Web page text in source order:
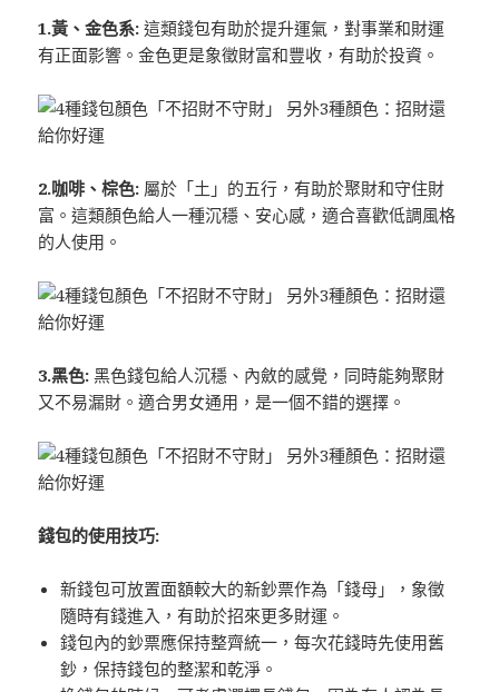
1.黃、金色系: 這類錢包有助於提升運氣，對事業和財運
有正面影響。金色更是象徵財富和豐收，有助於投資。
2.咖啡、棕色: 屬於「土」的五行，有助於聚財和守住財
富。這類顏色給人一種沉穩、安心感，適合喜歡低調風格
的人使用。
3.黑色: 黑色錢包給人沉穩、內斂的感覺，同時能夠聚財
又不易漏財。適合男女通用，是一個不錯的選擇。
錢包的使用技巧:
新錢包可放置面額較大的新鈔票作為「錢母」，象徵
隨時有錢進入，有助於招來更多財運。
錢包內的鈔票應保持整齊統一，每次花錢時先使用舊
鈔，保持錢包的整潔和乾淨。